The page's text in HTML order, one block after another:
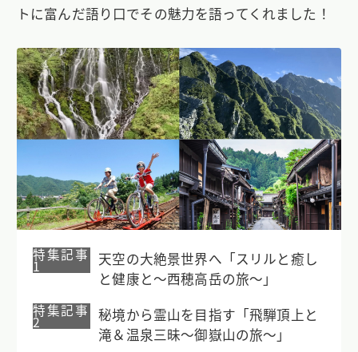
トに富んだ語り口でその魅力を語ってくれました！
特集記事
1
天空の大絶景世界へ「スリルと癒し
と健康と〜西穂高岳の旅〜」
特集記事
2
秘境から霊山を目指す「飛騨頂上と
滝＆温泉三昧〜御嶽山の旅〜」